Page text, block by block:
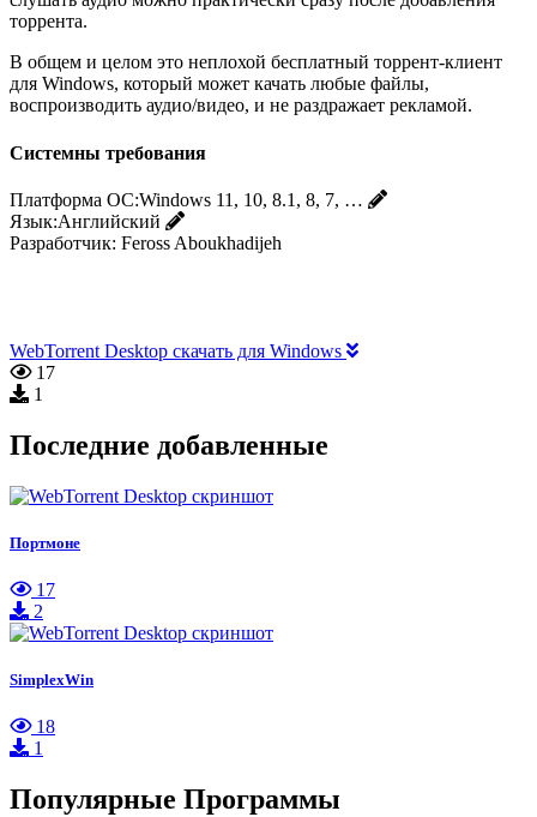
торрента.
В общем и целом это неплохой бесплатный торрент-клиент
для Windows, который может качать любые файлы,
воспроизводить аудио/видео, и не раздражает рекламой.
Системны требования
Платформа ОС:Windows 11, 10, 8.1, 8, 7, …
Язык:Английский
Разработчик: Feross Aboukhadijeh
WebTorrent Desktop скачать для Windows
17
1
Последние добавленные
Портмоне
17
2
SimplexWin
18
1
Популярные Программы